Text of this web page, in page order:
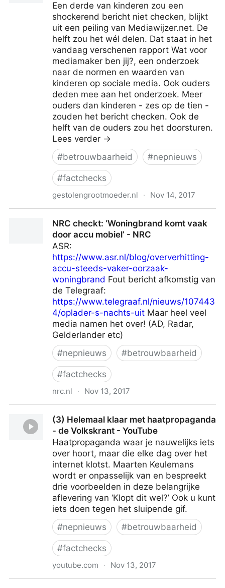
Een derde van kinderen zou een
shockerend bericht niet checken, blijkt
uit een peiling van Mediawijzer.net. De
helft zou het wél delen. Dat staat in het
vandaag verschenen rapport Wat voor
mediamaker ben jij?, een onderzoek
naar de normen en waarden van
kinderen op sociale media. Ook ouders
deden mee aan het onderzoek. Meer
ouders dan kinderen - zes op de tien -
zouden het bericht checken. Ook de
helft van de ouders zou het doorsturen.
Lees verder →
#betrouwbaarheid #nepnieuws
#factchecks
gestolengrootmoeder.nl · Nov 14, 2017
Gestolen Grootmoeder
NRC checkt: ‘Woningbrand komt vaak
door accu mobiel’ - NRC
ASR:
https://www.asr.nl/blog/oververhitting-
accu-steeds-vaker-oorzaak-
woningbrand Fout bericht afkomstig van
de Telegraaf:
https://www.telegraaf.nl/nieuws/107443
4/oplader-s-nachts-uit Maar heel veel
media namen het over! (AD, Radar,
Gelderlander etc)
#nepnieuws #betrouwbaarheid
#factchecks
nrc.nl · Nov 13, 2017
mobiel’ - NRC(3) Helemaal klaar met haatpropaganda
- de Volkskrant - YouTube
Haatpropaganda waar je nauwelijks iets
over hoort, maar die elke dag over het
internet klotst. Maarten Keulemans
wordt er onpasselijk van en bespreekt
drie voorbeelden in deze belangrijke
aflevering van ‘Klopt dit wel?’ Ook u kunt
iets doen tegen het sluipende gif.
#nepnieuws #betrouwbaarheid
#factchecks
youtube.com · Nov 13, 2017